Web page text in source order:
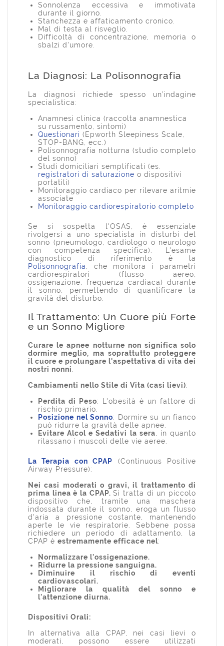
Sonnolenza eccessiva e immotivata
durante il giorno.
Stanchezza e affaticamento cronico.
Mal di testa al risveglio.
Difficoltà di concentrazione, memoria o
sbalzi d'umore.
La Diagnosi: La Polisonnografia
La diagnosi richiede spesso un’indagine
specialistica:
Anamnesi clinica (raccolta anamnestica
su russamento, sintomi)
Questionari (Epworth Sleepiness Scale,
STOP-BANG, ecc.)
Polisonnografia notturna (studio completo
del sonno)
Studi domiciliari semplificati (es.
registratori di saturazione o dispositivi
portatili)
Monitoraggio cardiaco per rilevare aritmie
associate
Monitoraggio cardiorespiratorio completo
Se si sospetta l'OSAS, è essenziale
rivolgersi a uno specialista in disturbi del
sonno (pneumologo, cardiologo o neurologo
con competenza specifica). L'esame
diagnostico di riferimento è la
Polisonnografia
, che monitora i parametri
cardiorespiratori (flusso aereo,
ossigenazione, frequenza cardiaca) durante
il sonno, permettendo di quantificare la
gravità del disturbo.
Il Trattamento: Un Cuore più Forte
e un Sonno Migliore
Curare le apnee notturne non significa solo
dormire meglio, ma soprattutto proteggere
il cuore e prolungare l'aspettativa di vita dei
nostri nonni
Cambiamenti nello Stile di Vita (casi lievi):
Perdita di Peso: L'obesità è un fattore di
rischio primario.
Posizione nel Sonno: Dormire su un fianco
può ridurre la gravità delle apnee.
Evitare Alcol e Sedativi la sera , in quanto
rilassano i muscoli delle vie aeree.
La Terapia con CPAP (Continuous Positive
Airway Pressure):
Nei casi moderati o gravi, il trattamento di
prima linea è la CPAP.Si tratta di un piccolo
dispositivo che, tramite una maschera
indossata durante il sonno, eroga un flusso
d'aria a pressione costante, mantenendo
aperte le vie respiratorie. Sebbene possa
richiedere un periodo di adattamento, la
CPAP è estremamente efficace nel:
Normalizzare l'ossigenazione.
Ridurre la pressione sanguigna.
Diminuire il rischio di eventi
cardiovascolari.
Migliorare la qualità del sonno e
l'attenzione diurna.
Dispositivi Orali:
In alternativa alla CPAP, nei casi lievi o
moderati, possono essere utilizzati